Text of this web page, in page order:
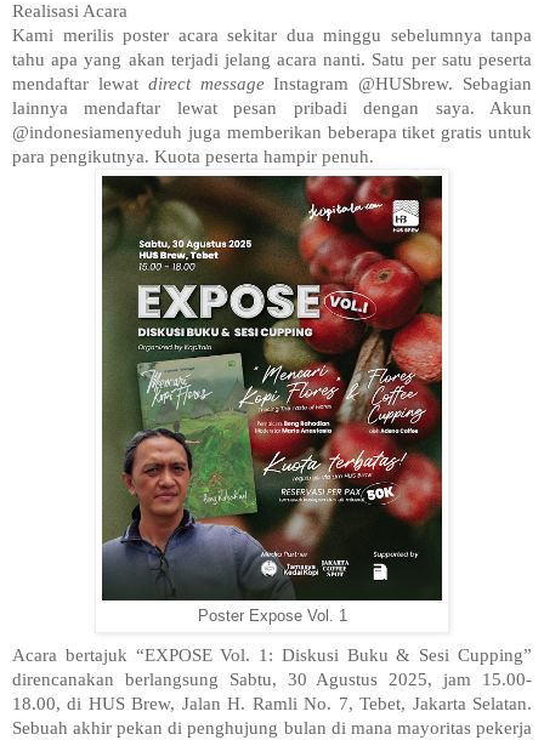
Realisasi Acara
Kami merilis poster acara sekitar dua minggu sebelumnya tanpa
tahu apa yang akan terjadi jelang acara nanti. Satu per satu peserta
mendaftar lewat direct messageInstagram @HUSbrew. Sebagian
lainnya mendaftar lewat pesan pribadi dengan saya. Akun
@indonesiamenyeduh juga memberikan beberapa tiket gratis untuk
para pengikutnya. Kuota peserta hampir penuh.
Poster Expose Vol. 1
Acara bertajuk “EXPOSE Vol. 1: Diskusi Buku & Sesi Cupping”
direncanakan berlangsung Sabtu, 30 Agustus 2025, jam 15.00-
18.00, di HUS Brew, Jalan H. Ramli No. 7, Tebet, Jakarta Selatan.
Sebuah akhir pekan di penghujung bulan di mana mayoritas pekerja